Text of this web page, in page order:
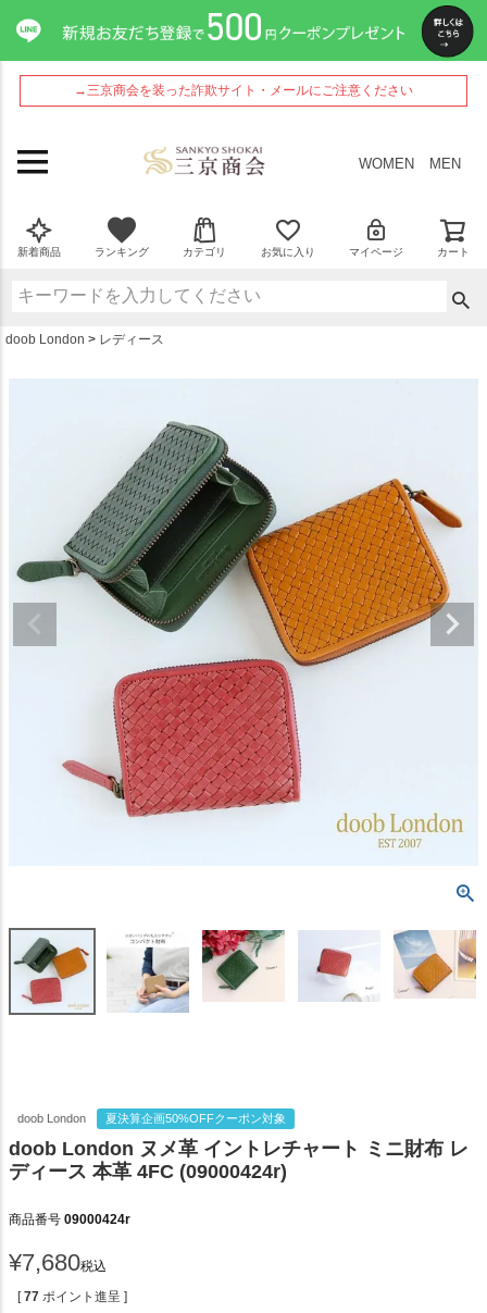
→三京商会を装った詐欺サイト・メールにご注意ください
WOMEN MEN
新着商品 ランキング カテゴリ お気に入り マイページ カート
doob London レディース
doob London 夏決算企画50%OFFクーポン対象
doob London ヌメ革 イントレチャート ミニ財布 レ
ディース 本革 4FC (09000424r)
商品番号 09000424r
¥7,680税込
[ 77 ポイント進呈 ]
ペー
ジト
ップ
へ